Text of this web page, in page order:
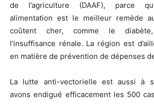
de l’agriculture (DAAF), parce
alimentation est le meilleur remède
coûtent cher, comme le
l’insuffisance rénale. La région est
en matière de prévention de dépenses
La lutte anti-vectorielle est aussi à
avons endigué efficacement les 500